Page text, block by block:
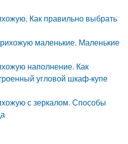
Как правильно выбрать
маленькие. Маленькие
наполнение. Как
угловой шкаф-купе
с зеркалом. Способы